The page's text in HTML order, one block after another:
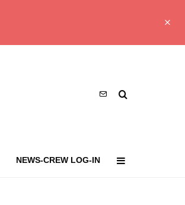
NEWS-CREW LOG-IN